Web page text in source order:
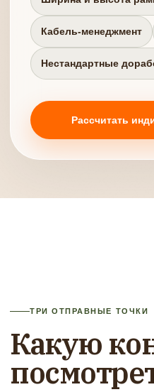
Кабель-менеджмент
Нестандартные
Рассчитать
ТРИ ОТПРАВНЫЕ ТОЧКИ
Какую